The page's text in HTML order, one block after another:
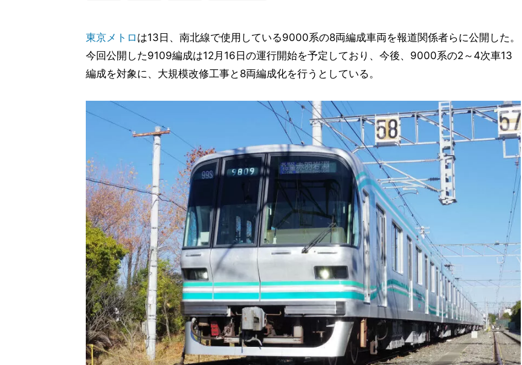
東京メトロ は13日、南北線で使用している9000系の8両編成車両を報道関係者らに公開した。
今回公開した9109編成は12月16日の運行開始を予定しており、今後、9000系の2～4次車13
編成を対象に、大規模改修工事と8両編成化を行うとしている。